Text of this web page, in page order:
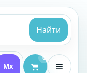
Найти
Mx
0